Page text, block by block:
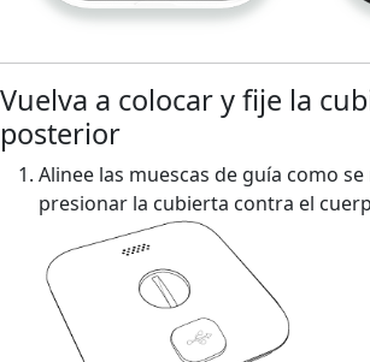
Vuelva a colocar y fije la
posterior
Alinee las muescas de guía como
presionar la cubierta contra el